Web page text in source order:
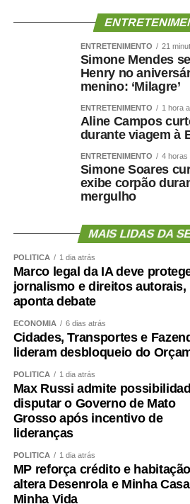
ENTRETENIMENTO 21
Simone Mendes
Henry no
menino: ‘Milagre’
ENTRETENIMENTO 1 hora
Aline Campos
durante viagem à
ENTRETENIMENTO 4 horas
Simone Soares
exibe corpão
mergulho
MAIS LIDAS DA
POLÍTICA 1 dia atrás
Marco legal da IA deve
jornalismo e direitos autorais,
aponta debate
ECONOMIA 6 dias atrás
Cidades, Transportes e
lideram desbloqueio do
POLÍTICA 1 dia atrás
Max Russi admite
disputar o Governo de Mato
Grosso após incentivo de
lideranças
POLÍTICA 1 dia atrás
MP reforça crédito e
altera Desenrola e Minha
Minha Vida